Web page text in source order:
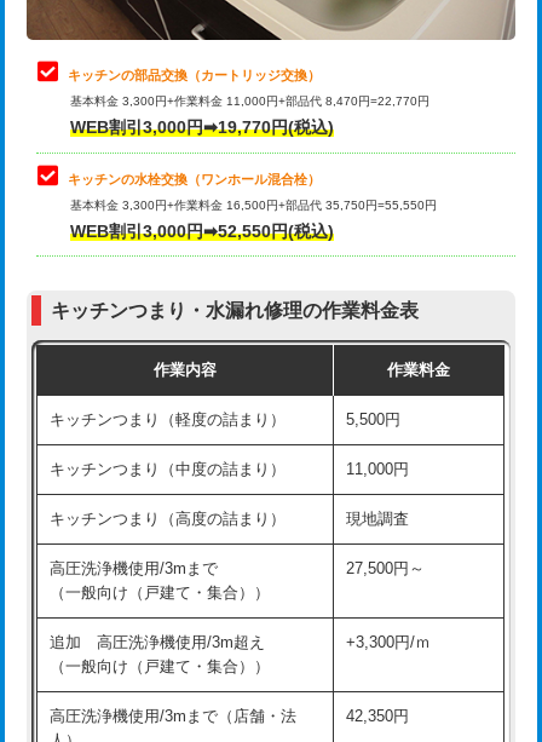
給水管工事※（塩ビ管（VP・HI）使
用/3ｍまで)
給水管工事※（塩ビ管（VP・HI）使
用（追加）/3ｍ超え)
給水管工事※（ライニング鋼管・銅
管・ポリ管・HT管使用/3ｍまで)
44,000円
管・ポリ管・HT管使用/3ｍ超え)
排水管工事（土の掘削・埋め戻し作
11,000円~
排水管工事（排水管工事/3ｍまで） 55,000円
排水管工事（追加 排水管工事/3ｍ超
+11,000円
マス交換（深さ50㎝未満）
マス交換（深さ50㎝以上） 66,000円
コンクリート斫り（厚さ10㎝まで）
止水・漏水調査・防水処理・清掃・修
理・調整・分解・加工など（中作業）
22,000円
止水・漏水調査・防水処理・清掃・修
理・調整・分解・加工など（重作業）
33,000円
お風呂タンク脱着
その他部品の脱着
式・ワンホール）)
交換・取付(排水栓・排水トラップ
22,000円+材料費
持込商品取付（単水栓）
持込商品取付（混合水栓） 16,500円
キッチンの部品交換（カートリッジ交換）
基本料金 3,300円+作業料金 11,000円+部品代 8,470円=22,770円
WEB割引3,000円➡19,770円(税込)
キッチンの水栓交換（ワンホール混合栓）
基本料金 3,300円+作業料金 16,500円+部品代 35,750円=55,550円
WEB割引3,000円➡52,550円(税込)
キッチンつまり・水漏れ修理の作業料金表
作業内容 作業料金
キッチンつまり（軽度の詰まり） 5,500円
キッチンつまり（中度の詰まり） 11,000円
キッチンつまり（高度の詰まり） 現地調査
高圧洗浄機使用/3mまで
（一般向け（戸建て・集合））
27,500円～
追加 高圧洗浄機使用/3m超え
（一般向け（戸建て・集合））
+3,300円/ｍ
高圧洗浄機使用/3mまで（店舗・法
42,350円